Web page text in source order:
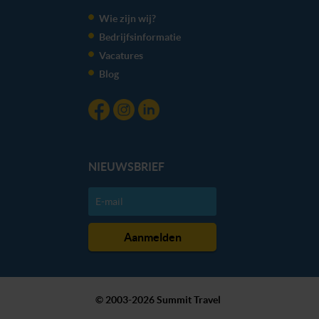
kunnen ontvangen en verwerken.
Wie zijn wij?
Bedrijfsinformatie
Vacatures
Blog
NIEUWSBRIEF
© 2003-2026 Summit Travel